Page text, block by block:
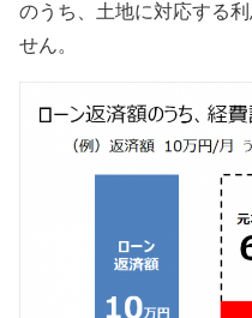
のうち、土地に対応する
せん。